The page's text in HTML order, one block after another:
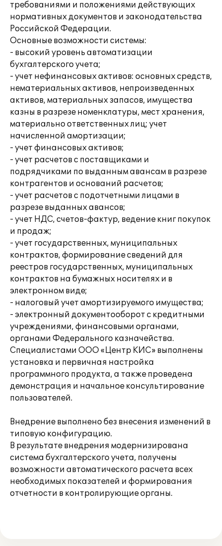
требованиями и положениями действующих
нормативных документов и законодательства
Российской Федерации.
Основные возможности системы:
- высокий уровень автоматизации
бухгалтерского учета;
- учет нефинансовых активов: основных средств,
нематериальных активов, непроизведенных
активов, материальных запасов, имущества
казны в разрезе номенклатуры, мест хранения,
материально ответственных лиц; учет
начисленной амортизации;
- учет финансовых активов;
- учет расчетов с поставщиками и
подрядчиками по выданным авансам в разрезе
контрагентов и оснований расчетов;
- учет расчетов с подотчетными лицами в
разрезе выданных авансов;
- учет НДС, счетов-фактур, ведение книг покупок
и продаж;
- учет государственных, муниципальных
контрактов, формирование сведений для
реестров государственных, муниципальных
контрактов на бумажных носителях и в
электронном виде;
- налоговый учет амортизируемого имущества;
- электронный документооборот с кредитными
учреждениями, финансовыми органами,
органами Федерального казначейства.
Специалистами ООО «Центр КИС» выполнены
установка и первичная настройка
программного продукта, а также проведена
демонстрация и начальное консультирование
пользователей.
Внедрение выполнено без внесения изменений в
типовую конфигурацию.
В результате внедрения модернизирована
система бухгалтерского учета, получены
возможности автоматического расчета всех
необходимых показателей и формирования
отчетности в контролирующие органы.